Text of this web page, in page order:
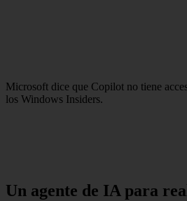
Microsoft dice que Copilot no tiene
los Windows Insiders.
Un agente de IA para